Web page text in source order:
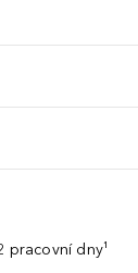
pracovní dny¹